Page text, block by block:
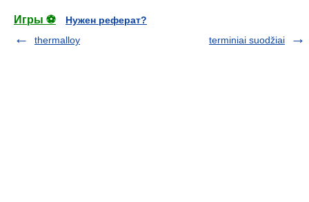
Игры ⚽
Нужен реферат?
thermalloy
terminiai suodžiai